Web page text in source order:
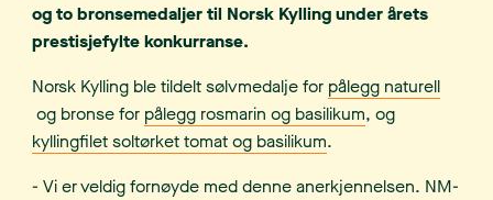
og to bronsemedaljer til Norsk Kylling under årets
prestisjefylte konkurranse.
Norsk Kylling ble tildelt sølvmedalje for pålegg naturell
og bronse for pålegg rosmarin og basilikum, og
kyllingfilet soltørket tomat og basilikum.
- Vi er veldig fornøyde med denne anerkjennelsen. NM-